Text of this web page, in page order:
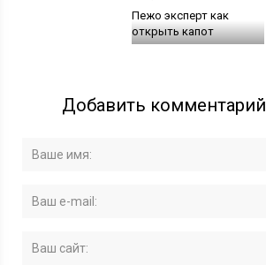
Пежо эксперт как
открыть капот
Добавить комментарий